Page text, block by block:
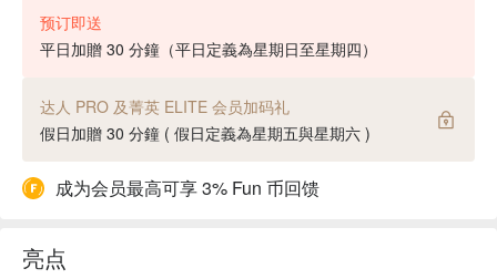
预订即送
平日加贈 30 分鐘（平日定義為星期日至星期四）
达人 PRO 及菁英 ELITE 会员加码礼
假日加贈 30 分鐘 ( 假日定義為星期五與星期六 )
成为会员最高可享 3% Fun 币回馈
亮点